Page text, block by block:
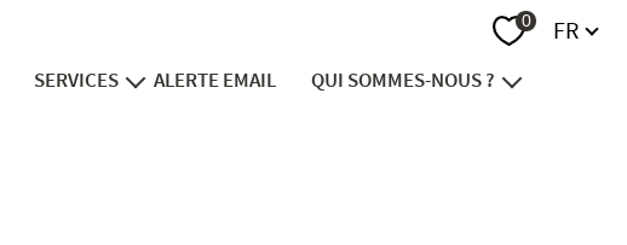
0 Langue
FR
SERVICES ALERTE EMAIL QUI SOMMES-NOUS ?